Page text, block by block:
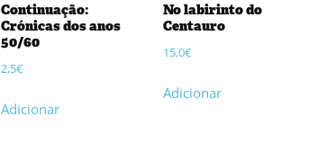
Continuação:
Crónicas dos anos
50/60
2,5€
Adicionar
No labirinto do
Centauro
15,0€
Adicionar